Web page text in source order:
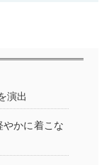
演出
かに着こな